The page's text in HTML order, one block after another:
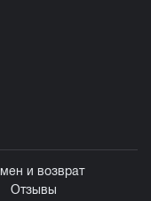
и возврат
Отзывы